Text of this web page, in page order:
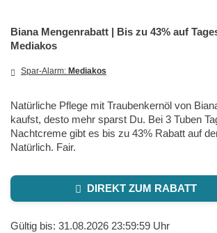
Biana Mengenrabatt | Bis zu 43% auf
Mediakos
Spar-Alarm: Mediakos
Natürliche Pflege mit Traubenkernöl von
kaufst, desto mehr sparst Du. Bei 3 Tuben
Nachtcreme gibt es bis zu 43% Rabatt auf
Natürlich. Fair.
DIREKT ZUM RABATT
Gültig bis: 31.08.2026 23:59:59 Uhr